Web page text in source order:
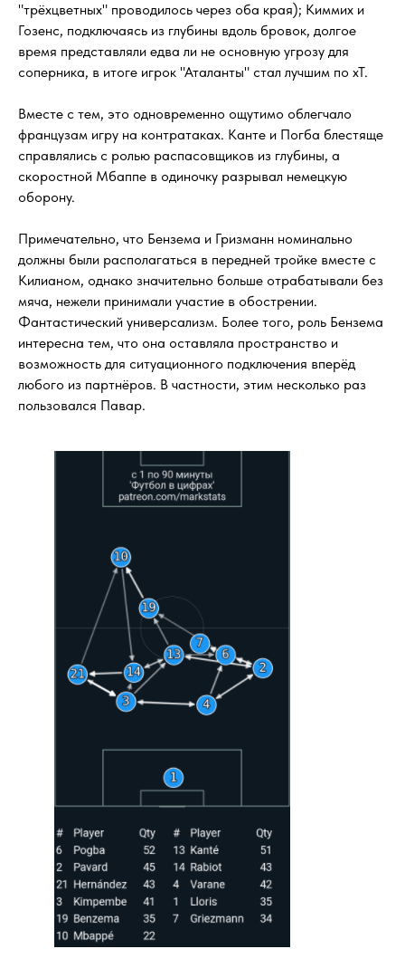
"трёхцветных" проводилось через оба края); Киммих и
Гозенс, подключаясь из глубины вдоль бровок, долгое
время представляли едва ли не основную угрозу для
соперника, в итоге игрок "Аталанты" стал лучшим по xT.
Вместе с тем, это одновременно ощутимо облегчало
французам игру на контратаках. Канте и Погба блестяще
справлялись с ролью распасовщиков из глубины, а
скоростной Мбаппе в одиночку разрывал немецкую
оборону.
Примечательно, что Бензема и Гризманн номинально
должны были располагаться в передней тройке вместе с
Килианом, однако значительно больше отрабатывали без
мяча, нежели принимали участие в обострении.
Фантастический универсализм. Более того, роль Бензема
интересна тем, что она оставляла пространство и
возможность для ситуационного подключения вперёд
любого из партнёров. В частности, этим несколько раз
пользовался Павар.